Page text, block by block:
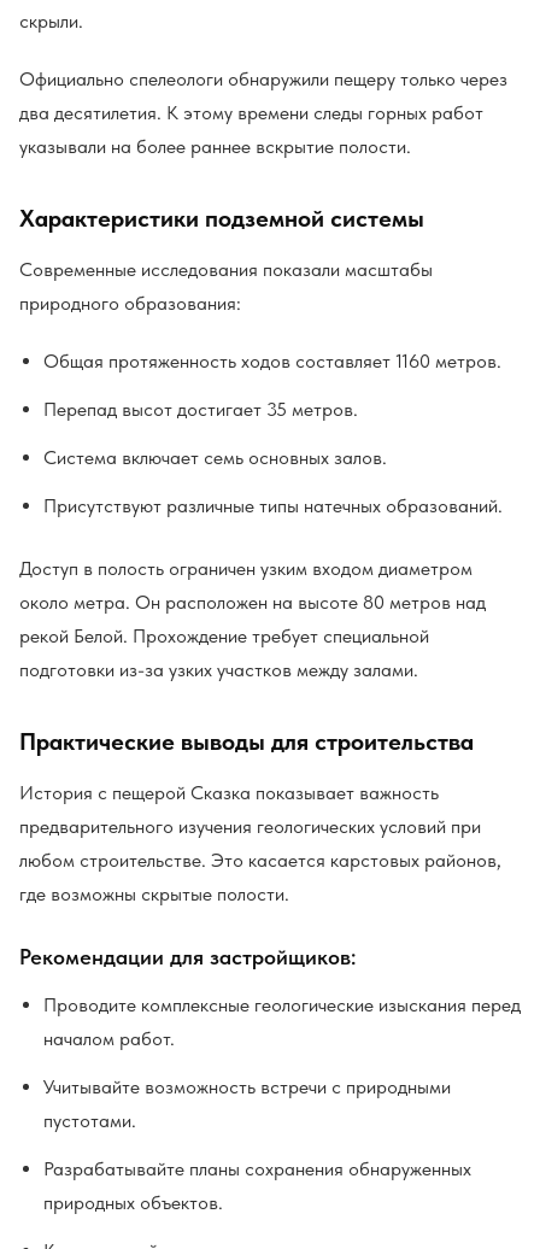
скрыли.
Официально спелеологи обнаружили пещеру только через
два десятилетия. К этому времени следы горных работ
указывали на более раннее вскрытие полости.
Характеристики подземной системы
Современные исследования показали масштабы
природного образования:
Общая протяженность ходов составляет 1160 метров.
Перепад высот достигает 35 метров.
Система включает семь основных залов.
Присутствуют различные типы натечных образований.
Доступ в полость ограничен узким входом диаметром
около метра. Он расположен на высоте 80 метров над
рекой Белой. Прохождение требует специальной
подготовки из-за узких участков между залами.
Практические выводы для строительства
История с пещерой Сказка показывает важность
предварительного изучения геологических условий при
любом строительстве. Это касается карстовых районов,
где возможны скрытые полости.
Рекомендации для застройщиков:
Проводите комплексные геологические изыскания перед
началом работ.
Учитывайте возможность встречи с природными
пустотами.
Разрабатывайте планы сохранения обнаруженных
природных объектов.